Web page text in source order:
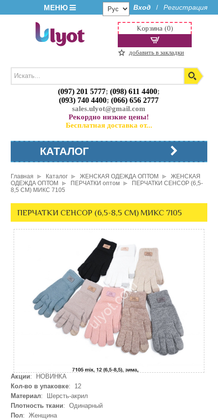
МЕНЮ Вход / Регистрация
(097) 201 5777;(098) 611 4400;
(093) 740 4400;(066) 656 2777
sales.ulyot@gmail.com
Рекордно низкие цены!
Бесплатная доставка от...
Корзина (0)
добавить в закладки
КАТАЛОГ
Главная Каталог ЖЕНСКАЯ ОДЕЖДА ОПТОМ
ЖЕНСКАЯ
ОДЕЖДА ОПТОМ
ПЕРЧАТКИ оптом
ПЕРЧАТКИ СЕНСОР (6,5-
8,5 СМ) МИКС 7105
ПЕРЧАТКИ СЕНСОР (6,5-8,5 СМ) МИКС 7105
Акции: НОВИНКА
Кол-во в упаковке: 12
Материал: Шерсть-акрил
Плотность ткани: Одинарный
Пол: Женщина